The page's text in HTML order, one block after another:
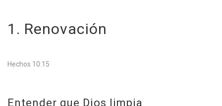
1. Renovación
Hechos 10:15
Entender que Dios limpia